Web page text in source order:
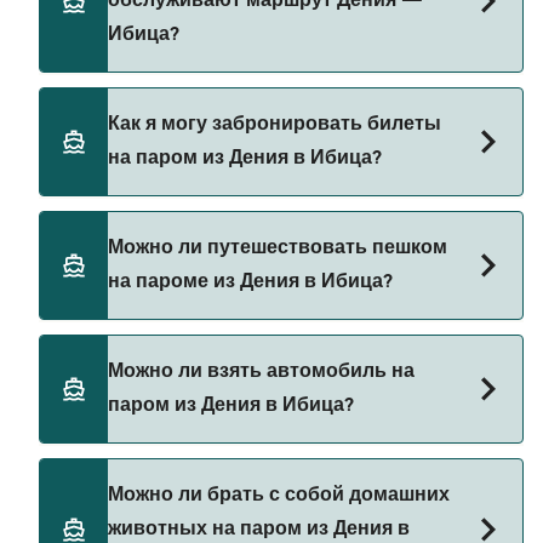
цена парома из Дения в Ибица составляет 344₽.
Цена указана без учета сборов за
бронирование.
Ибица?
Ибица.
Как я могу забронировать билеты
на паром из Дения в Ибица?
наш поиск сделок и посетите нашу страницу
предложений, чтобы увидеть последние акции
на паромы.
Можно ли путешествовать пешком
на пароме из Дения в Ибица?
пароме из Дения в Ибица с
Можно ли взять автомобиль на
паром из Дения в Ибица?
автомобилем из Дения в Ибица с
Можно ли брать с собой домашних
животных на паром из Дения в